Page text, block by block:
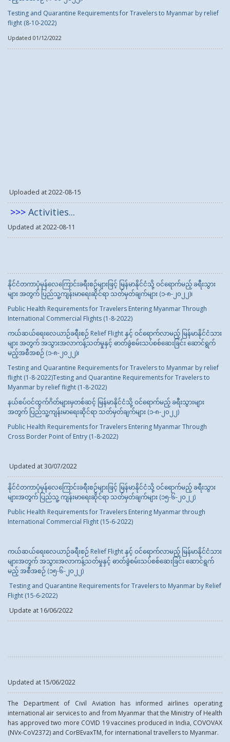
Testing and Quarantine Requirements for Travelers to Myanmar by relief
flight (8-10-2022)
Updated 01/12/2022
Uploaded at 2022-08-15
>>> Activities...
Updated at 2022-08-11
နိုင်ငံတကာပုံမှန်လေကြောင်းခရီးစဉ်များဖြင့် မြန်မာနိုင်ငံသို့ ဝင်ရောက်မည့် ခရီးသွား
များ အတွက် ပြည်သူ့ကျန်းမာရေးဆိုင်ရာ သတ်မှတ်ချက်များ (၁-၈-၂၀၂၂)၊
Public Health Requirements for Travelers Entering Myanmar Through
International Commercial Flights (1-8-2022)
ကယ်ဆယ်ရေးလေယာဉ်ခရီးစဉ် Relief Flight နှင့် ဝင်ရောက်လာမည့် မြန်မာနိုင်ငံသား
များ အတွက် အသွားအလာကန့်သတ်မှုနှင့် ဓာတ်ခွဲစမ်းသပ်စစ်ဆေးခြင်း ဆောင်ရွက်
မည့်အစီအစဉ် (၁-၈-၂၀၂၂)၊
Testing and Quarantine Requirements for Travelers to Myanmar by relief
flight (1-8-2022)Testing and Quarantine Requirements for Travelers to
Myanmar by relief flight (1-8-2022)
နယ်စပ်ဝင်ထွက်ဂိတ်များမှတစ်ဆင့် မြန်မာနိုင်ငံသို့ ဝင်ရောက်မည့် ခရီးသွားများ
အတွက် ပြည်သူ့ကျန်းမာရေးဆိုင်ရာ သတ်မှတ်ချက်များ (၁-၈-၂၀၂၂)
Public Health Requirements for Travelers Entering Myanmar Through
Cross Border Point of Entry (1-8-2022)
Updated at 30/07/2022
နိုင်ငံတကာပုံမှန်လေကြောင်းခရီးစဉ်များဖြင့် မြန်မာနိုင်ငံသို့ ဝင်ရောက်မည့် ခရီးသွား
များအတွက် ပြည်သူ့ ကျန်းမာရေးဆိုင်ရာ သတ်မှတ်ချက်များ (၁၅-၆-၂၀၂၂)
Public Health Requirements for Travelers Entering Myanmar through
International Commercial Flight (15-6-2022)
ကယ်ဆယ်ရေးလေယာဉ်ခရီးစဉ် Relief Flight နှင့် ဝင်ရောက်လာမည့် မြန်မာနိုင်ငံသား
များအတွက် အသွားအလာကန့်သတ်မှုနှင့် ဓာတ်ခွဲစမ်းသပ်စစ်ဆေးခြင်း ဆောင်ရွက်
မည့် အစီအစဉ် (၁၅-၆-၂၀၂၂)
Testing and Quarantine Requirements for Travelers to Myanmar by Relief
Flight (15-6-2022)
Update at 16/06/2022
Updated at 15/06/2022
The Department of Civil Aviation has informed airlines operating
international air services to and from Myanmar that the Ministry of Health
has approved two more COVID 19 vaccines produced in India, COVOVAX
(NVx-CoV2372) and CorBEvaxTM, for international travellers to Myanmar.